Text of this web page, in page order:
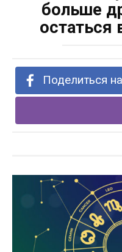
больше
остаться
Поделиться